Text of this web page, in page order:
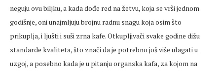
neguju ovu biljku, a kada dođe red na žetvu, koja se vrši jednom
godišnje, oni unajmljuju brojnu radnu snagu koja osim što
prikuplja, i ljušti i suši zrna kafe. Otkupljivači svake godine dižu
standarde kvaliteta, što znači da je potrebno još više ulagati u
uzgoj, a posebno kada je u pitanju organska kafa, za kojom na